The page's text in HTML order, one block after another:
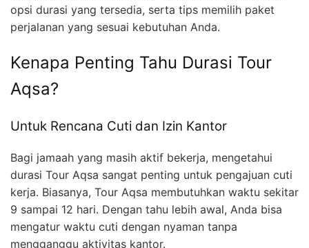
opsi durasi yang tersedia, serta tips memilih paket
perjalanan yang sesuai kebutuhan Anda.
Kenapa Penting Tahu Durasi Tour
Aqsa?
Untuk Rencana Cuti dan Izin Kantor
Bagi jamaah yang masih aktif bekerja, mengetahui
durasi Tour Aqsa sangat penting untuk pengajuan cuti
kerja. Biasanya, Tour Aqsa membutuhkan waktu sekitar
9 sampai 12 hari. Dengan tahu lebih awal, Anda bisa
mengatur waktu cuti dengan nyaman tanpa
mengganggu aktivitas kantor.